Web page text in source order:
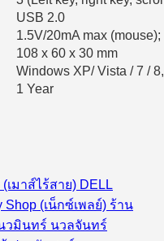
USB 2.0
1.5V/20mA max
108 x 60 x 30 mm
Windows XP/ Vista / 7 /
1 Year